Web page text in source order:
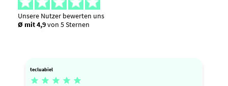
Unsere Nutzer bewerten uns
Ø mit 4,9von 5 Sternen
tecluabiel
    